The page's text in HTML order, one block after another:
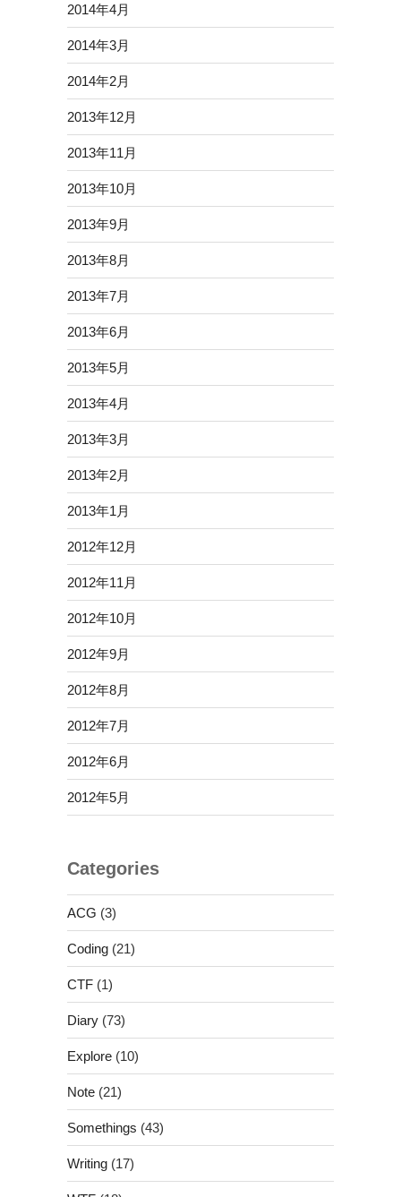
2014年4月
2014年3月
2014年2月
2013年12月
2013年11月
2013年10月
2013年9月
2013年8月
2013年7月
2013年6月
2013年5月
2013年4月
2013年3月
2013年2月
2013年1月
2012年12月
2012年11月
2012年10月
2012年9月
2012年8月
2012年7月
2012年6月
2012年5月
Categories
ACG (3)
Coding(21)
CTF(1)
Diary(73)
Explore(10)
Note(21)
Somethings (43)
Writing(17)